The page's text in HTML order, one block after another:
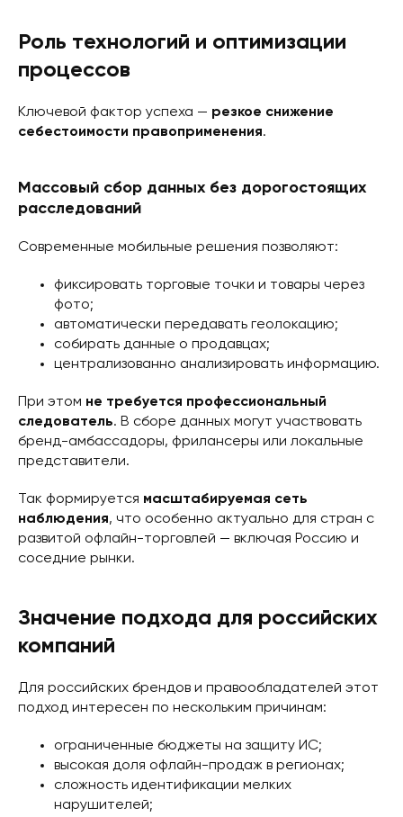
Роль технологий и оптимизации
процессов
Ключевой фактор успеха — резкое снижение
себестоимости правоприменения.
Массовый сбор данных без дорогостоящих
расследований
Современные мобильные решения позволяют:
фиксировать торговые точки и товары через
фото;
автоматически передавать геолокацию;
собирать данные о продавцах;
централизованно анализировать информацию.
При этом не требуется профессиональный
следователь. В сборе данных могут участвовать
бренд-амбассадоры, фрилансеры или локальные
представители.
Так формируется масштабируемая сеть
наблюдения, что особенно актуально для стран с
развитой офлайн-торговлей — включая Россию и
соседние рынки.
Значение подхода для российских
компаний
Для российских брендов и правообладателей этот
подход интересен по нескольким причинам:
ограниченные бюджеты на защиту ИС;
высокая доля офлайн-продаж в регионах;
сложность идентификации мелких
нарушителей;